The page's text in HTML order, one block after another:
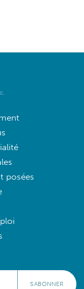
posées
S'ABONNER